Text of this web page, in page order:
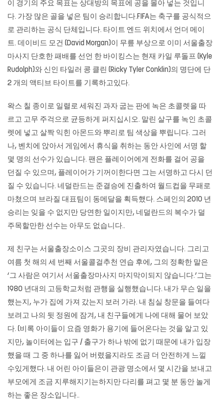
이 경기의 주요 목표는 상대방의 목표에 공을 몰아 넣는 것입니
다. 가장 많은 골을 넣은 팀이 승리합니다.FIFA는 축구를 공식적으
로 관리하는 공식 단체입니다. 타이트 엔드 위치에서 언더 메이
트. 데이비드 모건 (David Morgan)이 무릎 부상으로 이미 서울출장
마사지 단호한 패배를 선언 한 바이킹스는 현재 카일 루돌프 (Kyle
Rudolph)와 신인 타일러 콩 클린 (Ricky Tyler Conklin)의 명단에 단
2 개의 액티브 타이트를 기록하고있다.
왁스 칠 종이로 일렬로 세워진 과자 굽는 판에 녹은 초콜렛을 따
르고 고무 주걱으로 균등하게 퍼지십시오. 말린 살구를 녹인 초콜
렛에 넣고 살짝 익힌 아몬드와 뿌리로 팀 색상을 뿌립니다. 그러
나, 벤치에 앉아서 게임에서 휴식을 취하는 동안 사인에 서명 할
몇 명의 선수가 있습니다. 팬은 플레이어에게 전화를 걸어 공을
던질 수 있으며, 플레이어가 기꺼이한다면 그는 서명하고 다시 던
질 수 있습니다. 네덜란드는 준결승에 진출하여 월드컵을 무패로
마쳤으며 브라질 대표팀이 동메달을 획득했다. 스페인의 2010 년
승리는 잊을 수 없지만 당연한 일이지만, 네덜란드의 복수가 덜
주목할만한 선수는 아무도 없습니다..
제 친구는 서울출장소이스 그곳의 장비 관리자였습니다. 그리고
여름 첫 해의 세 번째 서울콜걸추천 연습 후에, 그의 정확한 말은
‘그 사람은 여기서 서울출장마사지 마지막이되지 않습니다.’그는
1980 년대의 고등학교처럼 관행을 실행했습니다. 내가 무슨 일을
했는지, 누가 집에 가져 갔는지 보러 가라. 내 침실 창문을 들여다
보려고 나의 뒷 정원에 잠겨, 내 친구들에게 나에 대해 물어 보았
다. (비록 아이들이 요즘 영화가 용기에 들어온다는 것을 알고 있
지만, 놀이터에는 입구 / 출구가 하나 밖에 없기 때문에 내가 입장
했을 때 그 중 하나를 잃어 버렸을지라도 조금 더 안전하게 느낄
수있게했다. 내 어린 아이들은이 관광 명소에서 몇 시간을 보내고
부모에게 조금 지루해지기는하지만 다리를 펴고 몇 분 동안 놀게
하는 좋은 장소입니다..